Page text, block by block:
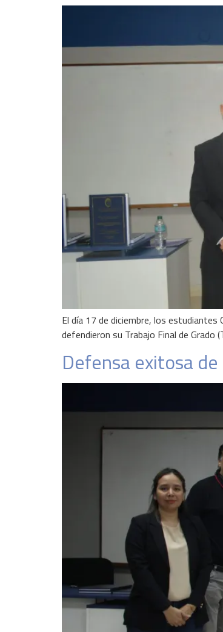
El día 17 de diciembre, los estudiantes
defendieron su Trabajo Final de Grado
Defensa exitosa